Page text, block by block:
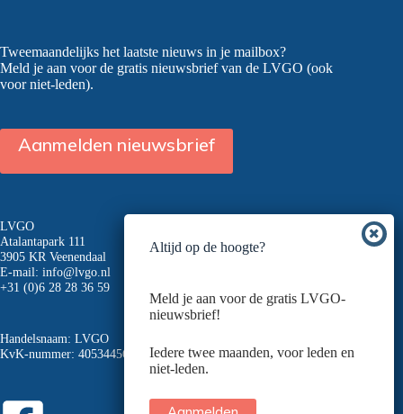
Tweemaandelijks het laatste nieuws in je mailbox?
Meld je aan voor de gratis nieuwsbrief van de LVGO (ook
voor niet-leden).
Aanmelden nieuwsbrief
LVGO
Atalantapark 111
3905 KR Veenendaal
E-mail: info@lvgo.nl
+31 (0)6 28 28 36 59
Handelsnaam: LVGO
KvK-nummer: 40534456
Altijd op de hoogte?
Meld je aan voor de gratis LVGO-
nieuwsbrief!
Iedere twee maanden, voor leden en
niet-leden.